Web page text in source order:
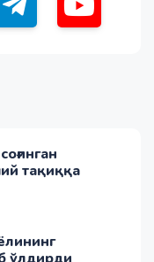
тақиққа